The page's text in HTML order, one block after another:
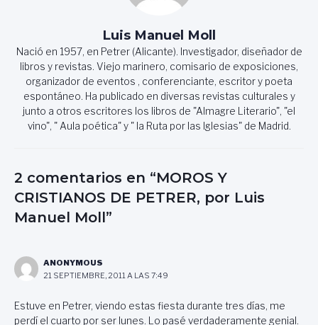
Luis Manuel Moll
Nació en 1957, en Petrer (Alicante). Investigador, diseñador de
libros y revistas. Viejo marinero, comisario de exposiciones,
organizador de eventos , conferenciante, escritor y poeta
espontáneo. Ha publicado en diversas revistas culturales y
junto a otros escritores los libros de "Almagre Literario", "el
vino", " Aula poética" y " la Ruta por las Iglesias" de Madrid.
2 comentarios en “MOROS Y
CRISTIANOS DE PETRER, por Luis
Manuel Moll”
ANONYMOUS
21 SEPTIEMBRE, 2011 A LAS 7:49
Estuve en Petrer, viendo estas fiesta durante tres días, me
perdí el cuarto por ser lunes. Lo pasé verdaderamente genial.